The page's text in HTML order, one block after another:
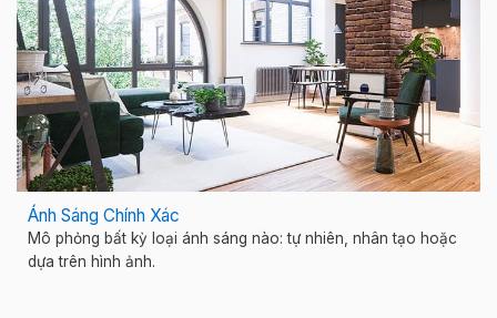
Ánh Sáng Chính Xác
Mô phỏng bất kỳ loại ánh sáng nào: tự nhiên, nhân tạo hoặc
dựa trên hình ảnh.